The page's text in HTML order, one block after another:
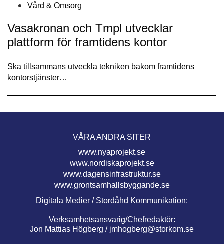
Vård & Omsorg
Vasakronan och Tmpl utvecklar
plattform för framtidens kontor
Ska tillsammans utveckla tekniken bakom framtidens
kontorstjänster…
VÅRA ANDRA SITER
www.nyaprojekt.se
www.nordiskaprojekt.se
www.dagensinfrastruktur.se
www.grontsamhallsbyggande.se
Digitala Medier / Stordåhd Kommunikation:
Verksamhetsansvarig/Chefredaktör:
Jon Mattias Högberg / jmhogberg@storkom.se